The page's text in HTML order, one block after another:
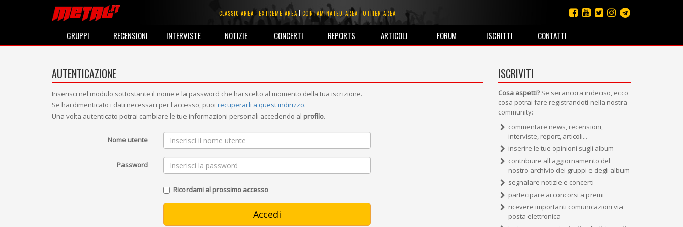
CLASSIC AREA EXTREME AREA CONTAMINATED AREA OTHER AREA
GRUPPI RECENSIONI INTERVISTE NOTIZIE CONCERTI REPORTS ARTICOLI FORUM ISCRITTI CONTATTI
AUTENTICAZIONE
Inserisci nel modulo sottostante il nome e la password che hai scelto al momento della tua iscrizione.
Se hai dimenticato i dati necessari per l'accesso, puoi recuperarli a quest'indirizzo.
Una volta autenticato potrai cambiare le tue informazioni personali accedendo al profilo.
Nome utente
Password
Ricordami al prossimo accesso
ISCRIVITI
Cosa aspetti?Se sei ancora indeciso, ecco
cosa potrai fare registrandoti nella nostra
community:
commentare news, recensioni,
interviste, report, articoli...
inserire le tue opinioni sugli album
contribuire all'aggiornamento del
nostro archivio dei gruppi e degli album
segnalare notizie e concerti
partecipare ai concorsi a premi
ricevere importanti comunicazioni via
posta elettronica